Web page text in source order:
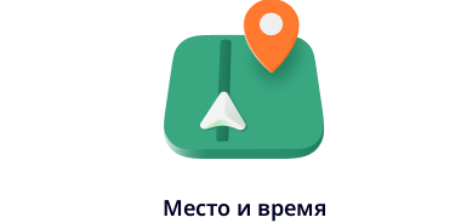
Место и время